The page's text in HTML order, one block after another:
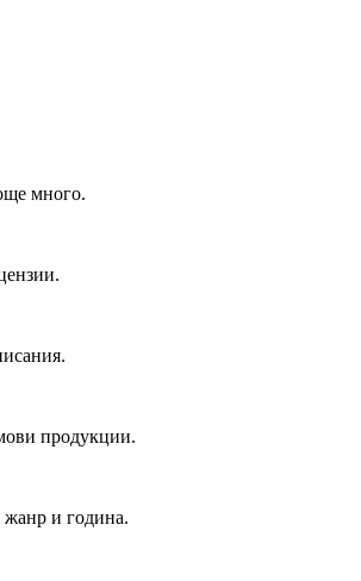
много.
продукции.
жанр и година.